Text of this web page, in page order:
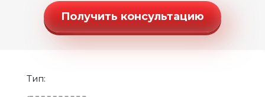
Двери для бани и сауны
Раздвижные двери «Гармошка»
Получить консультацию
Тип: